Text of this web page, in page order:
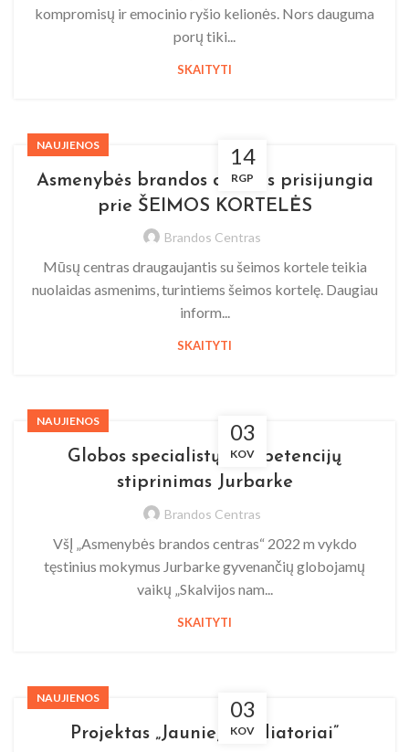
kompromisų ir emocinio ryšio kelionės. Nors dauguma
porų tiki...
SKAITYTI
14
RGP
NAUJIENOS
Asmenybės brandos centras prisijungia
prie ŠEIMOS KORTELĖS
Brandos Centras
Mūsų centras draugaujantis su šeimos kortele teikia
nuolaidas asmenims, turintiems šeimos kortelę. Daugiau
inform...
SKAITYTI
03
KOV
NAUJIENOS
Globos specialistų kompetencijų
stiprinimas Jurbarke
Brandos Centras
VšĮ „Asmenybės brandos centras“ 2022 m vykdo
tęstinius mokymus Jurbarke gyvenančių globojamų
vaikų „Skalvijos nam...
SKAITYTI
03
KOV
NAUJIENOS
Projektas „Jaunieji mediatoriai”